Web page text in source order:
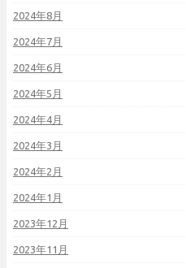
2024年8月
2024年7月
2024年6月
2024年5月
2024年4月
2024年3月
2024年2月
2024年1月
2023年12月
2023年11月